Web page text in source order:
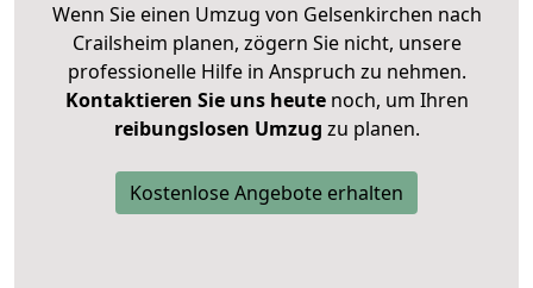
Wenn Sie einen Umzug von Gelsenkirchen nach
Crailsheim planen, zögern Sie nicht, unsere
professionelle Hilfe in Anspruch zu nehmen.
Kontaktieren Sie uns heutenoch, um Ihren
reibungslosen Umzug zu planen.
Kostenlose Angebote erhalten